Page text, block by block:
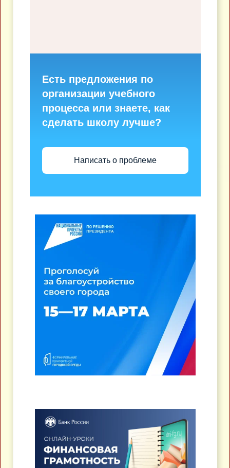
Есть предложения по
организации учебного
процесса или знаете, как
сделать школу лучше?
Написать о проблеме